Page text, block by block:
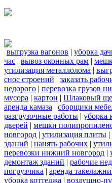
выгрузка вагонов | уборка
час | вывоз оконных рам |
утилизация металлолома |
снос строений | заказать
недорого | перевозка грузов
мусора | картон | Шлаковый
аренда камаза | сборщики
разгрузочные работы | уборка
дверей | мешки
новгород | утилизация плиты |
зданий | нанять рабочих |
перевозки нижний новгород |
демонтаж зданий | рабочие
погрузчика | аренда
уборка коттеджа | воздушно-